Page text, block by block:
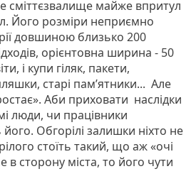
сміттєзвалище майже впритул
Його розміри неприємно
довшиною близько 200
орієнтовна ширина - 50
і купи гіляк, пакети,
старі пам’ятники... Але
Аби приховати наслідки
люди, чи працівники
Обгорілі залишки ніхто не
стоїть такий, що аж «очі
в сторону міста, то його чути